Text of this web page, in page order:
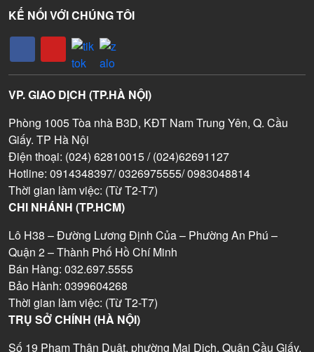
KẾ NỐI VỚI CHÚNG TÔI
VP. GIAO DỊCH (TP.HÀ NỘI)
Phòng 1005 Tòa nhà B3D, KĐT Nam Trung Yên, Q. Cầu
Giấy. TP Hà Nội
Điện thoại: (024) 62810015 / (024)62691127
Hotline: 0914348397/ 0326975555/ 0983048814
Thời gian làm việc: (Từ T2-T7)
CHI NHÁNH (TP.HCM)
Lô H38 – Đường Lương Định Của – Phường An Phú –
Quận 2 – Thành Phố Hồ Chí Minh
Bán Hàng: 032.697.5555
Bảo Hành: 0399604268
Thời gian làm việc: (Từ T2-T7)
TRỤ SỞ CHÍNH (HÀ NỘI)
Số 19 Phạm Thận Duật, phường Mai Dịch, Quận Cầu Giấy,